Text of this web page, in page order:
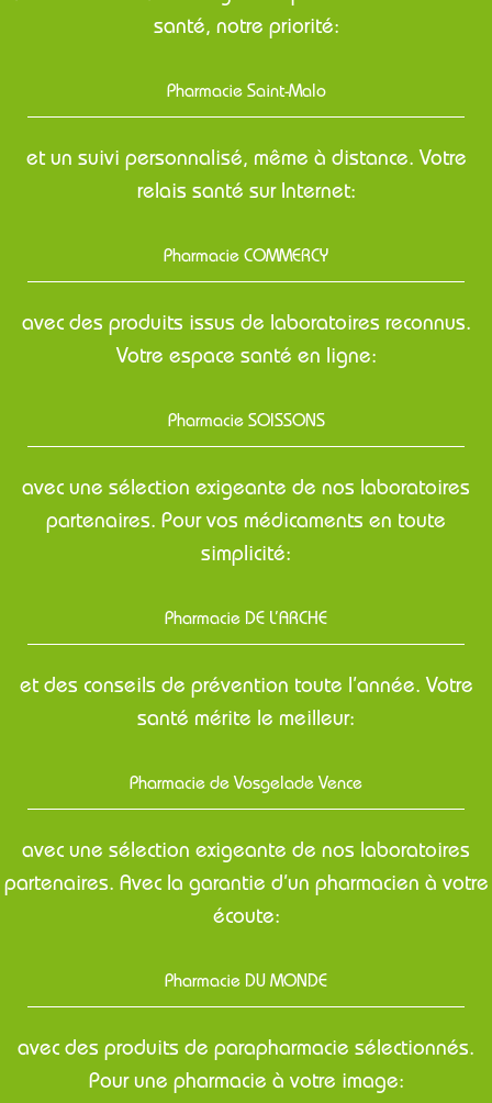
santé, notre priorité:
Pharmacie Saint-Malo
et un suivi personnalisé, même à distance. Votre
relais santé sur Internet:
Pharmacie COMMERCY
avec des produits issus de laboratoires reconnus.
Votre espace santé en ligne:
Pharmacie SOISSONS
avec une sélection exigeante de nos laboratoires
partenaires. Pour vos médicaments en toute
simplicité:
Pharmacie DE L’ARCHE
et des conseils de prévention toute l’année. Votre
santé mérite le meilleur:
Pharmacie de Vosgelade Vence
avec une sélection exigeante de nos laboratoires
partenaires. Avec la garantie d’un pharmacien à votre
écoute:
Pharmacie DU MONDE
avec des produits de parapharmacie sélectionnés.
Pour une pharmacie à votre image: